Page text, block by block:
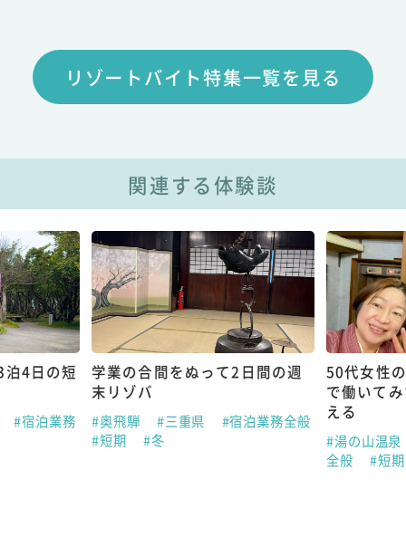
リゾートバイト特集一覧を見る
関連する体験談
4日の短
#宿泊業務
学業の合間をぬって2日間の週
末リゾバ
#奥飛騨 #三重県
#宿泊業務全般
#短期
#冬
50代女性
で働いて
える
#湯の山温泉
全般
#短